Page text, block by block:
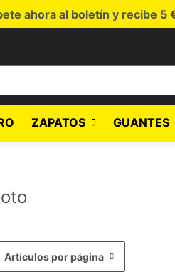
ahora al boletín y recibe 5
ZAPATOS GUANTES
Artículos por página